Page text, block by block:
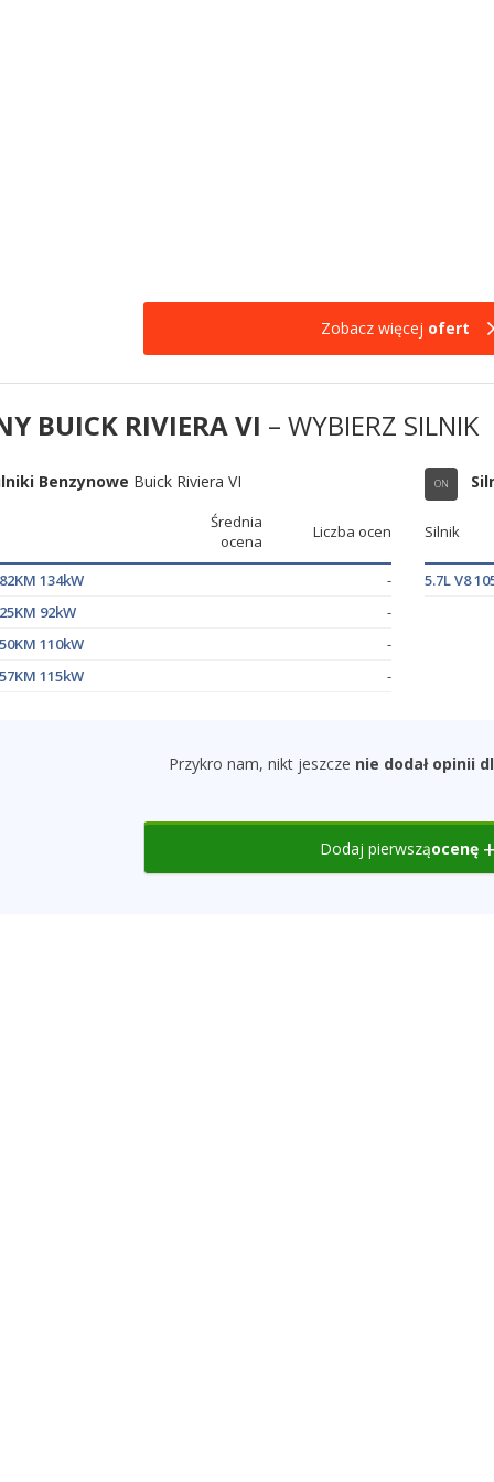
Zobacz więcej ofert
BUICK RIVIERA VI – WYBIERZ SILNIK
Benzynowe Buick Riviera VI
Średnia
ocena
Liczba ocen
134kW
-
92kW
-
110kW
-
115kW
-
ON
Silnik
5.7L V8
Przykro nam, nikt jeszcze nie dodał opinii
Dodaj pierwsząocenę